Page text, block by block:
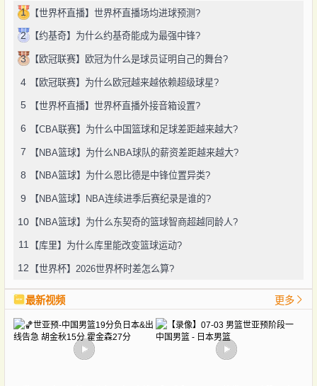
1 【世界杯直播】世界杯直播场均进球预测?
2 【约基奇】为什么约基奇能成为最强中锋?
3 【欧冠联赛】欧冠为什么是球员证明自己的舞台?
4 【欧冠联赛】为什么欧冠越来越依赖超级球星?
5 【世界杯直播】世界杯直播外接音箱设置?
6 【CBA联赛】为什么中国篮球和足球差距越来越大?
7 【NBA篮球】为什么NBA球队的薪资差距越来越大?
8 【NBA篮球】为什么恩比德是中锋位置异类?
9 【NBA篮球】NBA连续进季后赛纪录是谁的?
10 【NBA篮球】为什么东契奇的篮球智商超越同龄人?
11 【库里】为什么库里能改变篮球运动?
12 【世界杯】2026世界杯时差怎么算?
最新视频 更多